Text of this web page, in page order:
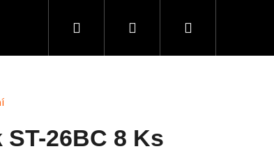
Péče o úlovky BAZAR použité zboží
Hledat PřihlášeníNákupní
26BC 8 Ks